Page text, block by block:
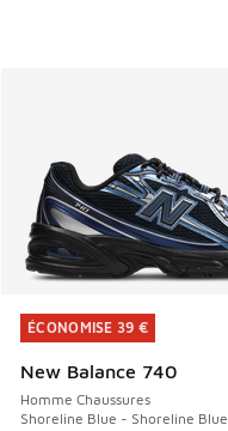
ÉCONOMISE 39 €
New Balance 740
Homme Chaussures
Shoreline Blue - Shoreline Blue
ÉCONOMISE 39 €